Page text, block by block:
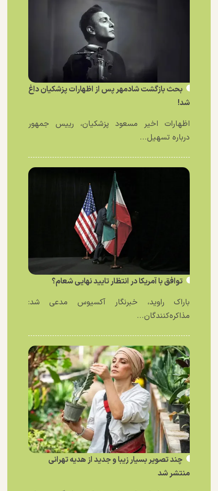
بحث بازگشت شادمهر پس از اظهارات پزشکیان داغ
شد!
اظهارات اخیر مسعود پزشکیان، رییس جمهور
درباره تسهیل...
توافق با آمریکا در انتظار تایید نهایی شعام؟
باراک راوید، خبرنگار آکسیوس مدعی شد:
مذاکره‌کنندگان...
چند تصویر بسیار زیبا و جدید از هدیه تهرانی
منتشر شد